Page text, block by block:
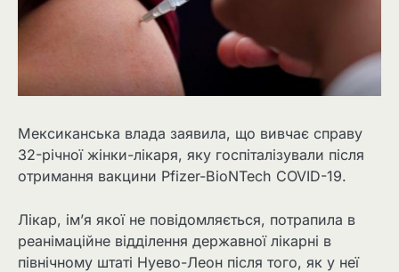
Мексиканська влада заявила, що вивчає справу
32-річної жінки-лікаря, яку госпіталізували після
отримання вакцини Pfizer-BioNTech COVID-19.
Лікар, ім’я якої не повідомляється, потрапила в
реанімаційне відділення державної лікарні в
північному штаті Нуево-Леон після того, як у неї